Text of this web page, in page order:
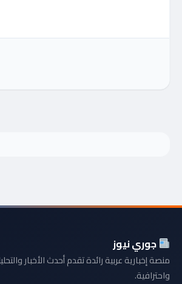
جوري نيوز
منصة إخبارية عربية رائدة تقدم أحدث الأخبار
واحترافية.